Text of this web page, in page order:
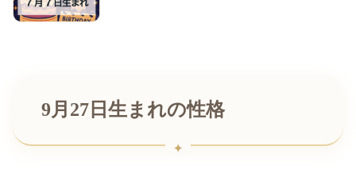
9月27日生まれの性格